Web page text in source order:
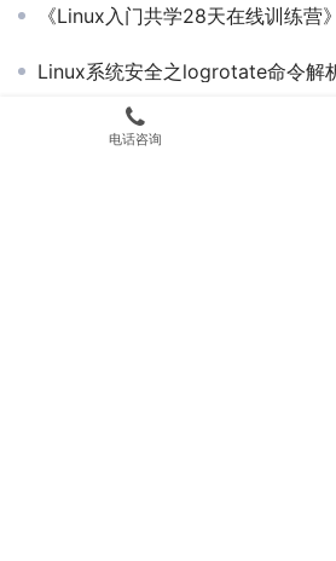
《Linux入门共学28天在线训练营》第21次学习
Linux系统安全之logrotate命令解析【每日
Linux社区将采用新的行为准则【马
电话咨询